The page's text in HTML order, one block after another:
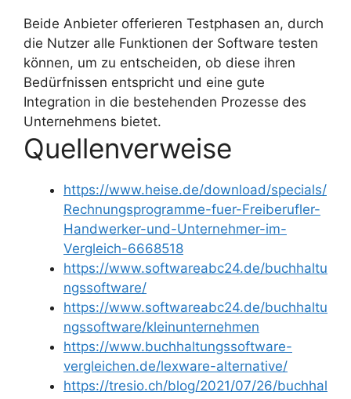
Beide Anbieter offerieren Testphasen an, durch
die Nutzer alle Funktionen der Software testen
können, um zu entscheiden, ob diese ihren
Bedürfnissen entspricht und eine gute
Integration in die bestehenden Prozesse des
Unternehmens bietet.
Quellenverweise
https://www.heise.de/download/specials/
Rechnungsprogramme-fuer-Freiberufler-
Handwerker-und-Unternehmer-im-
Vergleich-6668518
https://www.softwareabc24.de/buchhaltu
ngssoftware/
https://www.softwareabc24.de/buchhaltu
ngssoftware/kleinunternehmen
https://www.buchhaltungssoftware-
vergleichen.de/lexware-alternative/
https://tresio.ch/blog/2021/07/26/buchhal